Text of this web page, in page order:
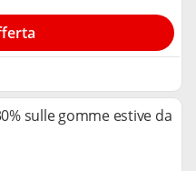
sulle gomme estive da